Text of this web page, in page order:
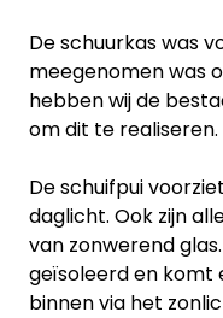
De schuurkas was
meegenomen was
hebben wij de
om dit te realiseren.
De schuifpui
daglicht. Ook zijn
van zonwerend
geïsoleerd en komt
binnen via het